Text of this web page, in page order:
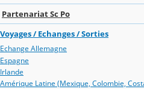
Partenariat Sc Po
Voyages / Echanges / Sorties
Echange Allemagne
Espagne
Irlande
Amérique Latine (Mexique, Colombie,